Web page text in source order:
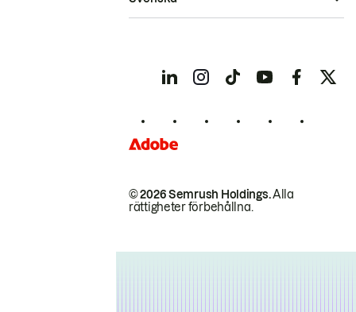
© 2026 Semrush Holdings.Alla
rättigheter förbehållna.